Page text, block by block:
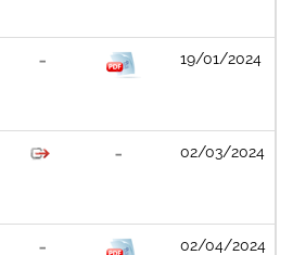
19/01/2024
02/03/2024
02/04/2024